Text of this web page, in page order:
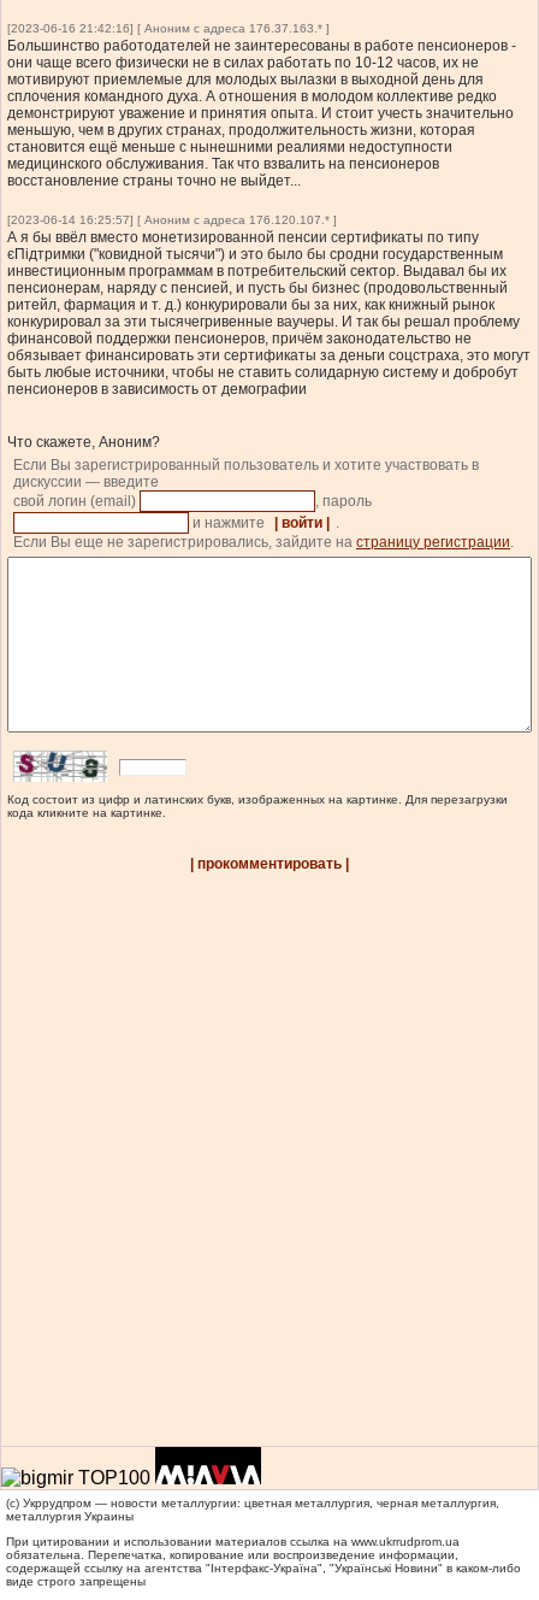
[2023-06-16 21:42:16] [ Аноним с адреса 176.37.163.* ]
Большинство работодателей не заинтересованы в работе пенсионеров -
они чаще всего физически не в силах работать по 10-12 часов, их не
мотивируют приемлемые для молодых вылазки в выходной день для
сплочения командного духа. А отношения в молодом коллективе редко
демонстрируют уважение и принятия опыта. И стоит учесть значительно
меньшую, чем в других странах, продолжительность жизни, которая
становится ещё меньше с нынешними реалиями недоступности
медицинского обслуживания. Так что взвалить на пенсионеров
восстановление страны точно не выйдет...
[2023-06-14 16:25:57] [ Аноним с адреса 176.120.107.* ]
А я бы ввёл вместо монетизированной пенсии сертификаты по типу
єПідтримки ("ковидной тысячи") и это было бы сродни государственным
инвестиционным программам в потребительский сектор. Выдавал бы их
пенсионерам, наряду с пенсией, и пусть бы бизнес (продовольственный
ритейл, фармация и т. д.) конкурировали бы за них, как книжный рынок
конкурировал за эти тысячегривенные ваучеры. И так бы решал проблему
финансовой поддержки пенсионеров, причём законодательство не
обязывает финансировать эти сертификаты за деньги соцстраха, это могут
быть любые источники, чтобы не ставить солидарную систему и добробут
пенсионеров в зависимость от демографии
Что скажете, Аноним?
Если Вы зарегистрированный пользователь и хотите участвовать в
дискуссии — введите
свой логин (email)
, пароль
и нажмите
| войти |
.
Если Вы еще не зарегистрировались, зайдите на страницу регистрации.
Код состоит из цифр и латинских букв, изображенных на картинке. Для перезагрузки
кода кликните на картинке.
| прокомментировать |
(c) Укррудпром — новости металлургии: цветная металлургия, черная металлургия,
металлургия Украины
При цитировании и использовании материалов ссылка на www.ukrrudprom.ua
обязательна. Перепечатка, копирование или воспроизведение информации,
содержащей ссылку на агентства "Iнтерфакс-Україна", "Українськi Новини" в каком-либо
виде строго запрещены